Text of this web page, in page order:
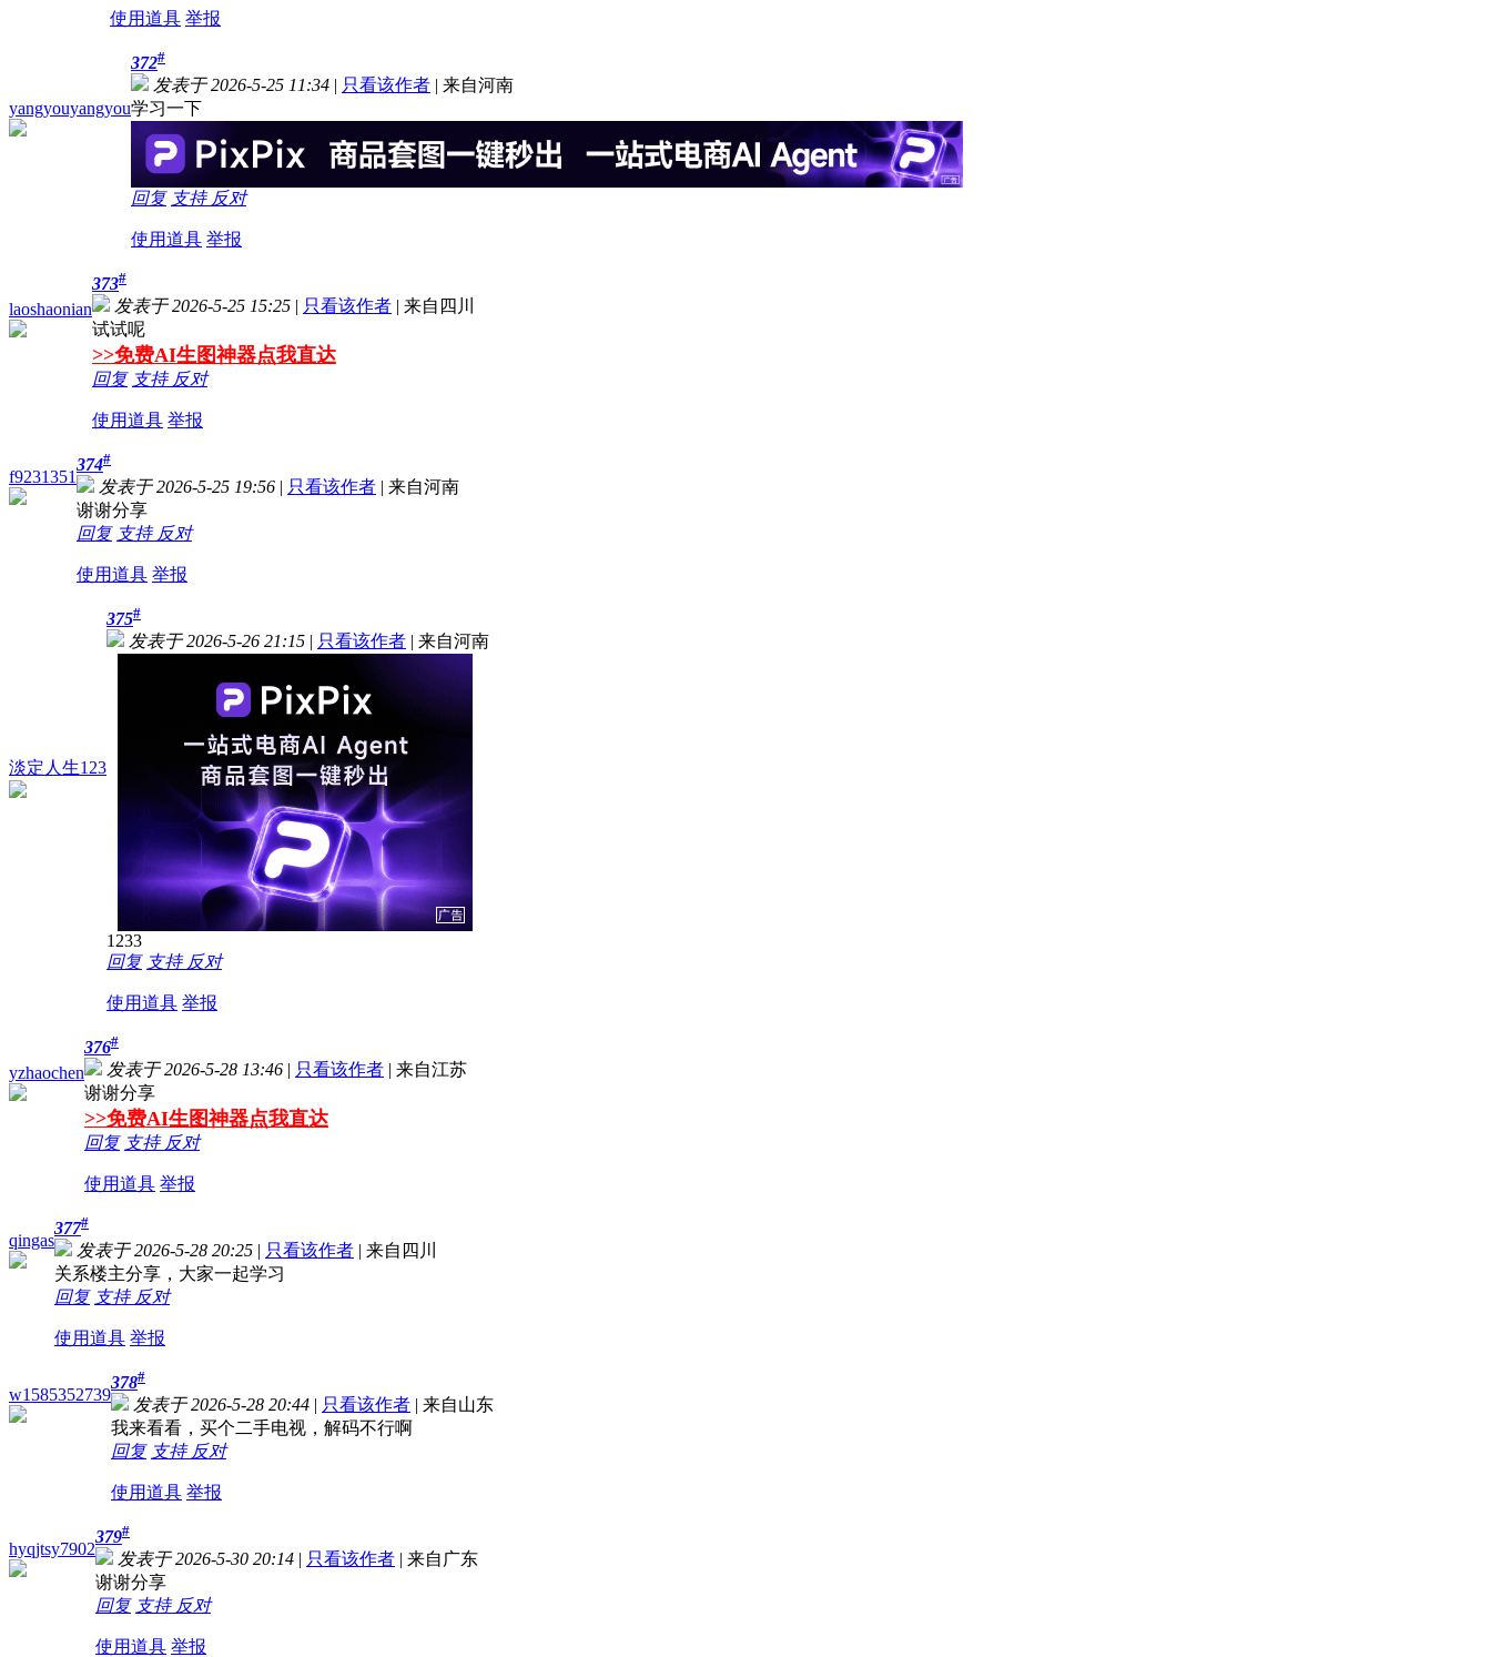
使用道具 举报
yangyouyangyou
372#
发表于 2026-5-25 11:34 | 只看该作者 | 来自河南
学习一下
回复 支持 反对
使用道具 举报
laoshaonian
373#
发表于 2026-5-25 15:25 | 只看该作者 | 来自四川
试试呢
>>免费AI生图神器点我直达
回复 支持 反对
使用道具 举报
f9231351
374#
发表于 2026-5-25 19:56 | 只看该作者 | 来自河南
谢谢分享
回复 支持 反对
使用道具 举报
淡定人生123
375#
发表于 2026-5-26 21:15 | 只看该作者 | 来自河南
1233
回复 支持 反对
使用道具 举报
yzhaochen
376#
发表于 2026-5-28 13:46 | 只看该作者 | 来自江苏
谢谢分享
>>免费AI生图神器点我直达
回复 支持 反对
使用道具 举报
qingas
377#
发表于 2026-5-28 20:25 | 只看该作者 | 来自四川
关系楼主分享，大家一起学习
回复 支持 反对
使用道具 举报
w1585352739
378#
发表于 2026-5-28 20:44 | 只看该作者 | 来自山东
我来看看，买个二手电视，解码不行啊
回复 支持 反对
使用道具 举报
hyqjtsy7902
379#
发表于 2026-5-30 20:14 | 只看该作者 | 来自广东
谢谢分享
回复 支持 反对
使用道具 举报